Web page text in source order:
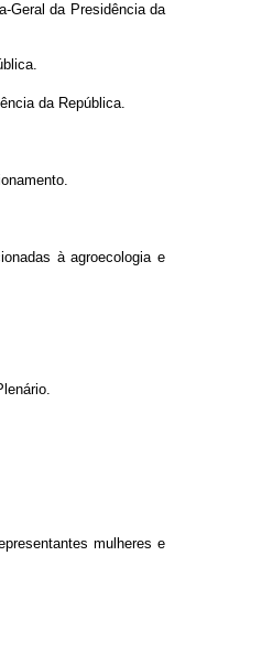
Geral da Presidência da
.
da República.
à agroecologia e
mulheres e